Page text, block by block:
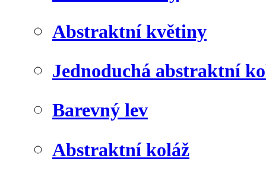
Abstraktní květiny
Jednoduchá abstraktní
Barevný lev
Abstraktní koláž